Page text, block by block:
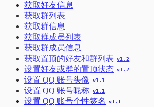
获取好友信息
获取群列表
获取群信息
获取群成员列表
获取群成员信息
获取置顶的好友和群列表
v1.2
设置好友或群的置顶状态 v1.2
设置 QQ 账号头像 v1.1
设置 QQ 账号昵称 v1.1
设置 QQ 账号个性签名 v1.1